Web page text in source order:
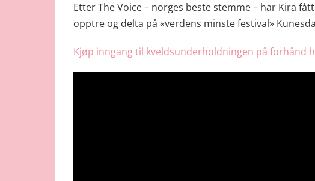
Etter The Voice – norges beste stemme – har Kira
opptre og delta på «verdens minste festival»
Kjøp inngang til kveldsunderholdningen på forhånd